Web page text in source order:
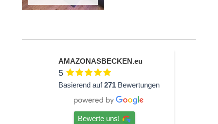
AMAZONASBECKEN.eu
5
Basierend auf271 Bewertungen
Bewerte uns!